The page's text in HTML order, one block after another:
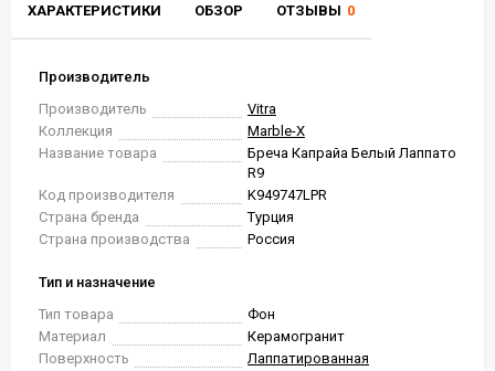
ХАРАКТЕРИСТИКИ ОБЗОР ОТЗЫВЫ 0
Производитель
Производитель
Vitra
Коллекция
Marble-X
Название товара
Бреча Капрайа Белый Лаппато
R9
Код производителя
K949747LPR
Страна бренда
Турция
Страна производства
Россия
Тип и назначение
Тип товара
Фон
Материал
Керамогранит
Поверхность
Лаппатированная